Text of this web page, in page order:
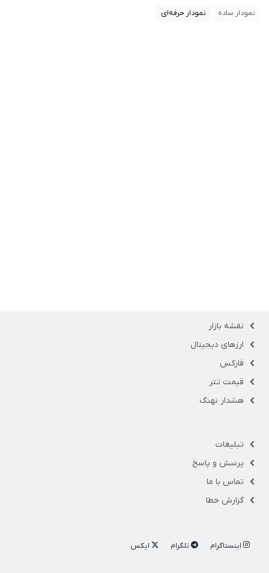
نمودار ساده نمودار حرفه‌ای
نقشه بازار
ارزهای دیجیتال
فارکس
قیمت تتر
هشدار نهنگ
تبلیغات
پرسش و پاسخ
تماس با ما
گزارش خطا
اینستاگرام تلگرام ایکس